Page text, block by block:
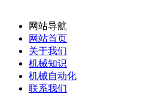
网站导航
网站首页
关于我们
机械知识
机械自动化
联系我们